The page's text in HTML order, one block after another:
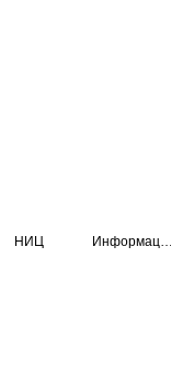
НИЦ